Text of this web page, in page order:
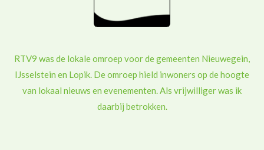
RTV9 was de lokale omroep voor de gemeenten Nieuwegein,
IJsselstein en Lopik. De omroep hield inwoners op de hoogte
van lokaal nieuws en evenementen. Als vrijwilliger was ik
daarbij betrokken.